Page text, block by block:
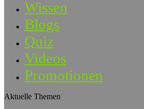
Wissen
Blogs
Quiz
Videos
Promotionen
Aktuelle Themen